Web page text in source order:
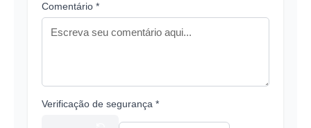
Comentário *
Verificação de segurança *